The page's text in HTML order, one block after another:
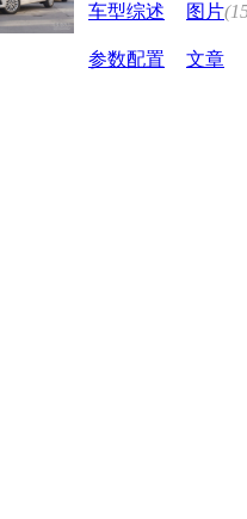
车型综述 图片
参数配置 文章